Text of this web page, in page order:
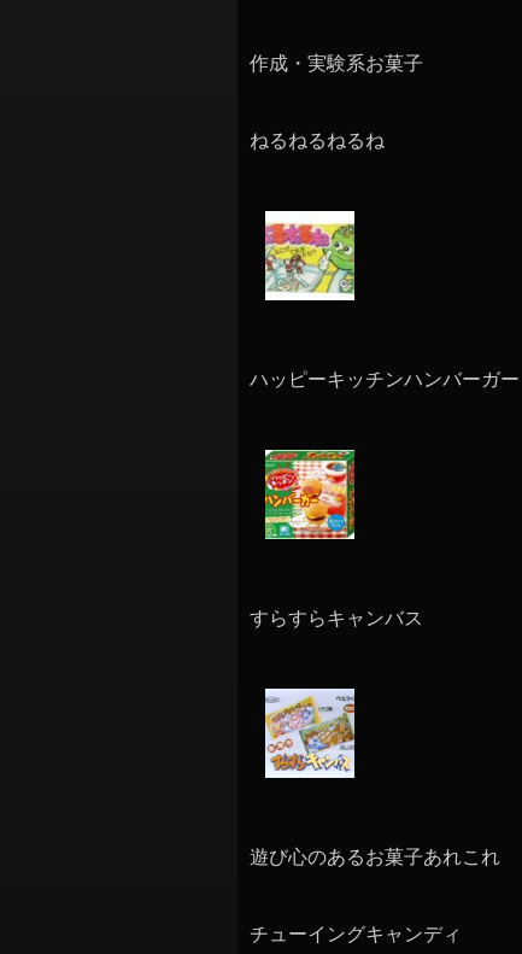
作成・実験系お菓子
ねるねるねるね
ハッピーキッチンハンバーガー
すらすらキャンバス
遊び心のあるお菓子あれこれ
チューイングキャンディ